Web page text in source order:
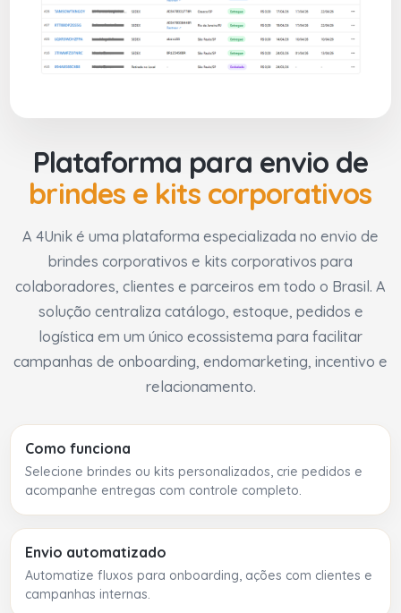
Plataforma para envio de
brindes e kits corporativos
A 4Unik é uma plataforma especializada no envio de
brindes corporativos e kits corporativos para
colaboradores, clientes e parceiros em todo o Brasil. A
solução centraliza catálogo, estoque, pedidos e
logística em um único ecossistema para facilitar
campanhas de onboarding, endomarketing, incentivo e
relacionamento.
Como funciona
Selecione brindes ou kits personalizados, crie pedidos e
acompanhe entregas com controle completo.
Envio automatizado
Automatize fluxos para onboarding, ações com clientes e
campanhas internas.